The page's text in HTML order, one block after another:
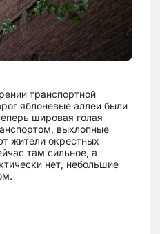
транспортной
яблоневые аллеи были
шировая голая
выхлопные
жители окрестных
там сильное, а
нет, небольшие